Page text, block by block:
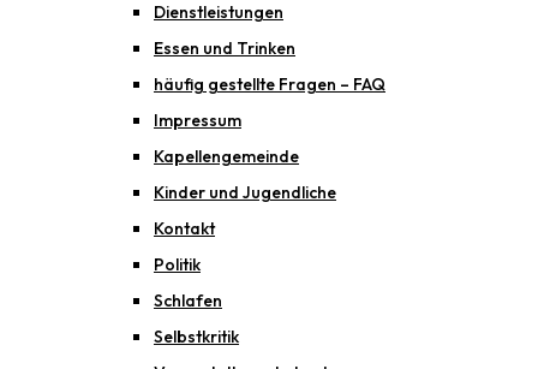
Dienstleistungen
Essen und Trinken
häufig gestellte Fragen – FAQ
Impressum
Kapellengemeinde
Kinder und Jugendliche
Kontakt
Politik
Schlafen
Selbstkritik